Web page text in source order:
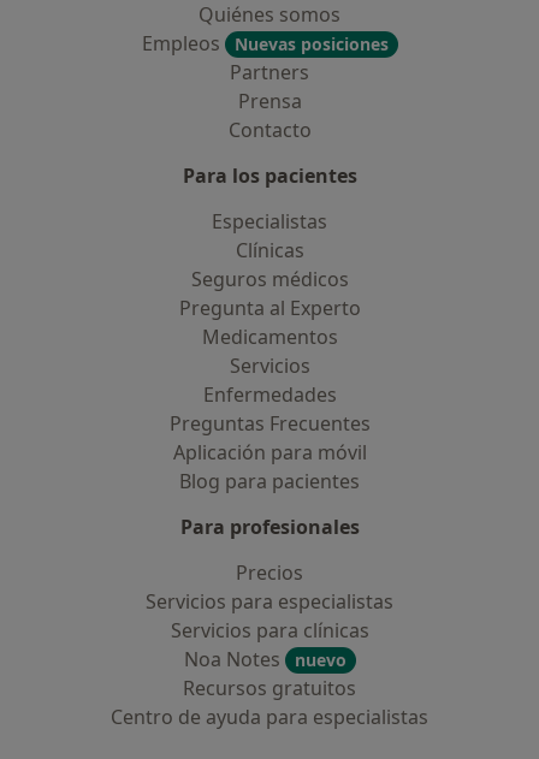
Quiénes somos
Empleos
Nuevas posiciones
Partners
Prensa
Contacto
Para los pacientes
Especialistas
Clínicas
Seguros médicos
Pregunta al Experto
Medicamentos
Servicios
Enfermedades
Preguntas Frecuentes
Aplicación para móvil
Blog para pacientes
Para profesionales
Precios
Servicios para especialistas
Servicios para clínicas
Noa Notes
nuevo
Recursos gratuitos
Centro de ayuda para especialistas